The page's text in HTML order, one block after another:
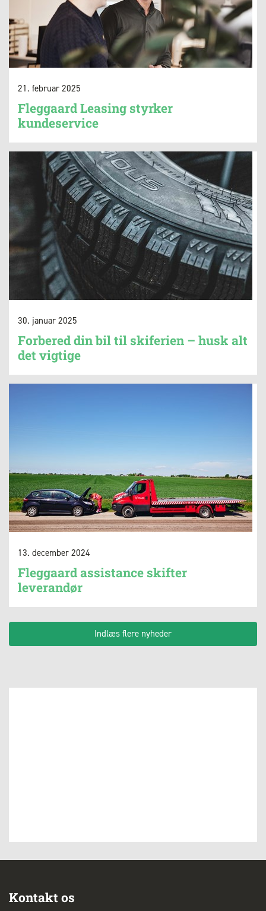
21. februar 2025
Fleggaard Leasing styrker
kundeservice
30. januar 2025
Forbered din bil til skiferien – husk alt
det vigtige
13. december 2024
Fleggaard assistance skifter
leverandør
Indlæs flere nyheder
Kontakt os